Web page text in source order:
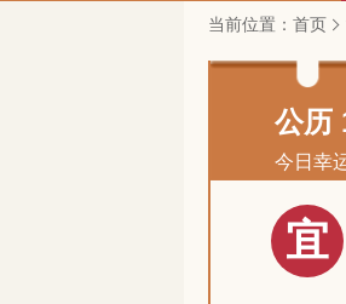
当前位置： 首页
公历
今日幸
宜